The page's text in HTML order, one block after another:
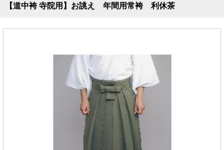
【道中袴 寺院用】お誂え 年間用常袴 利休茶